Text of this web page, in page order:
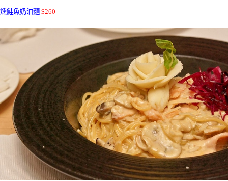
燻鮭魚奶油麵 $260